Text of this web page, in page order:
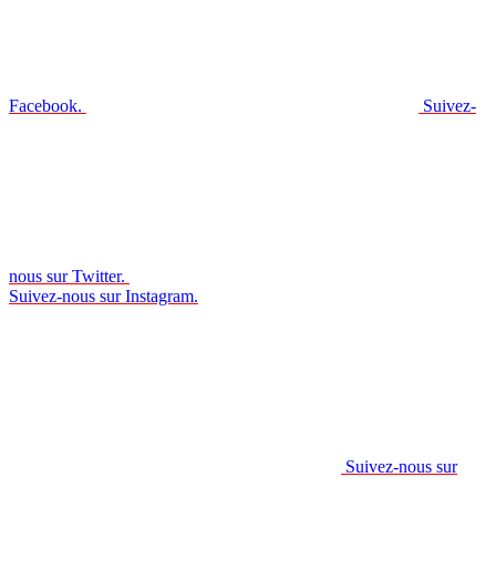
Facebook. Suivez-
nous sur Twitter.
Suivez-nous sur Instagram.
Suivez-nous sur